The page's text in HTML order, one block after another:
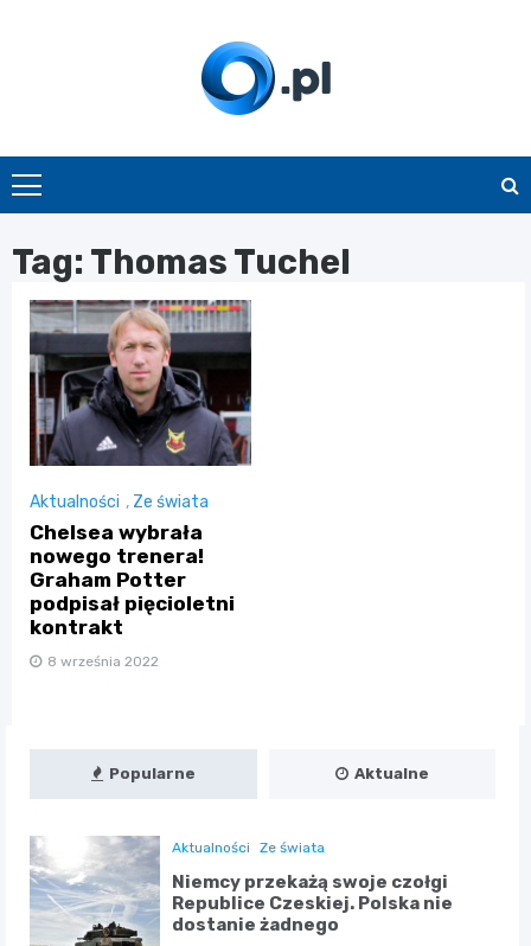
O.pl
Tag: Thomas Tuchel
Aktualności , Ze świata
Chelsea wybrała
nowego trenera!
Graham Potter
podpisał pięcioletni
kontrakt
8 września 2022
Popularne Aktualne
Aktualności Ze świata
Niemcy przekażą swoje czołgi
Republice Czeskiej. Polska nie
dostanie żadnego